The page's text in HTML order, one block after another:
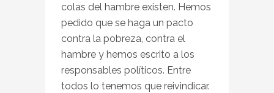
colas del hambre existen. Hemos
pedido que se haga un pacto
contra la pobreza, contra el
hambre y hemos escrito a los
responsables políticos. Entre
todos lo tenemos que reivindicar.